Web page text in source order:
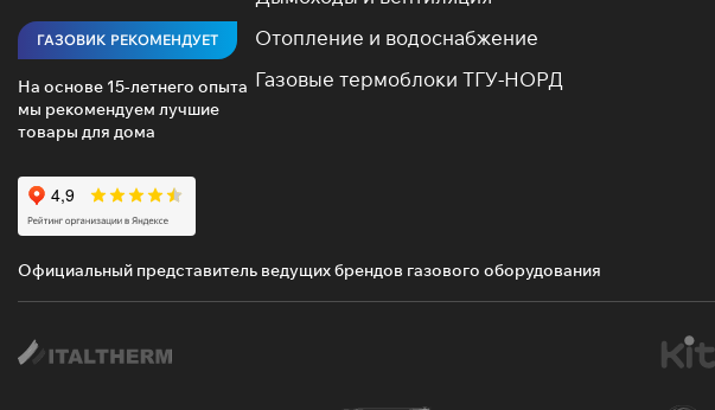
ГАЗОВИК РЕКОМЕНДУЕТ
На основе 15-летнего опыта
мы рекомендуем лучшие
товары для дома
Отопление и водоснабжение
Газовые термоблоки ТГУ-НОРД
Официальный представитель ведущих брендов газового оборудования